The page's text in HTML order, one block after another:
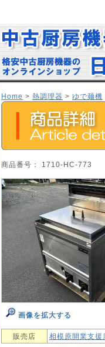
Home > 熱調理器 > ゆで麺機
商品番号： 1710-HC-773
画像を拡大する
販売店 相模原開業支援